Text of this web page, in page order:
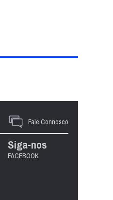
Fale Connosco
Siga-nos
FACEBOOK